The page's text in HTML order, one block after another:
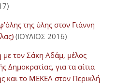
της ύλης στον Γιάννη
(ΙΟΥΛΙΟΣ 2016)
τον Σάκη Αδάμ, μέλος
Δημοκρατίας, για τα αίτια
και το ΜΕΚΕΑ στον Περικλή